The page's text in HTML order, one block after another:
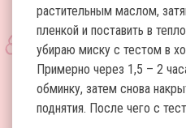
растительным маслом,
пленкой и поставить в
убираю миску с тестом в
Примерно через 1,5 – 2
обминку, затем снова
поднятия. После чего с